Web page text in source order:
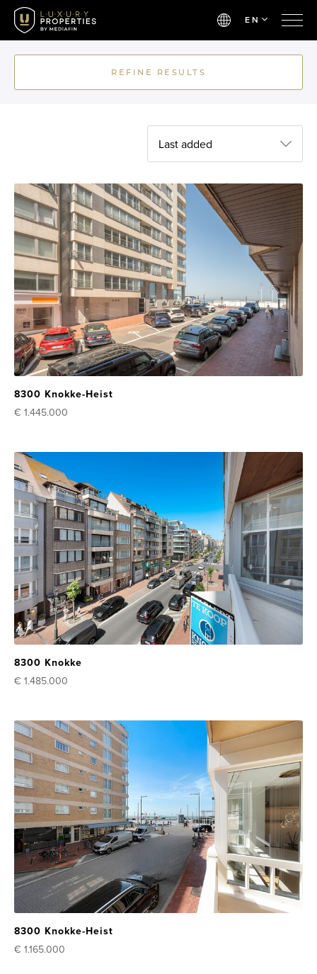
EN
REFINE RESULTS
8300 Knokke-Heist
€ 1.445.000
8300 Knokke
€ 1.485.000
8300 Knokke-Heist
€ 1.165.000